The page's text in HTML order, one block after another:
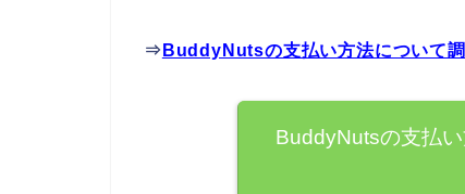
⇒ BuddyNutsの支払い方法について
BuddyNutsの支払